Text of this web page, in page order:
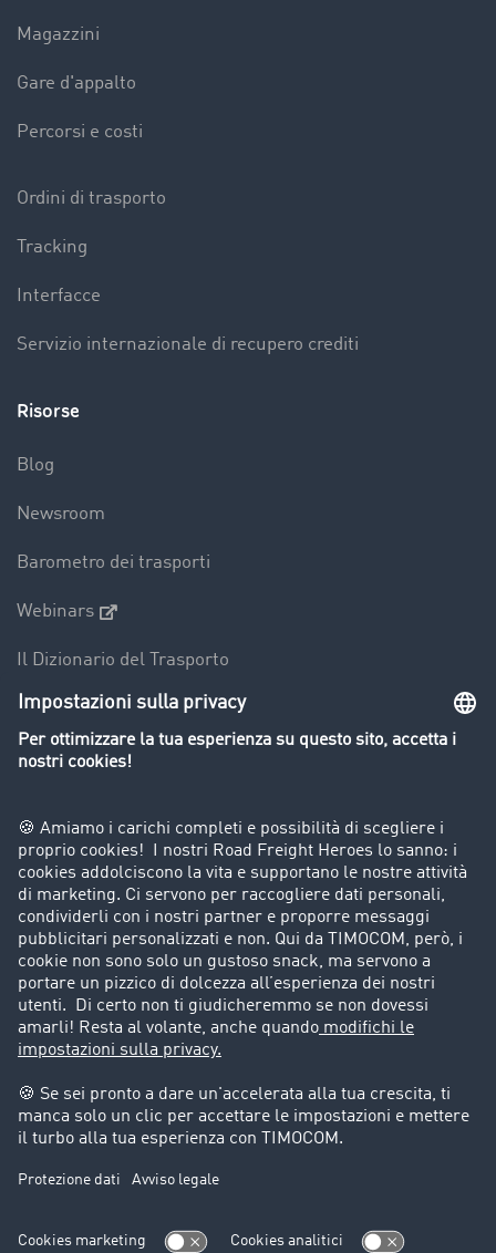
Magazzini
Gare d'appalto
Percorsi e costi
Ordini di trasporto
Tracking
Interfacce
Servizio internazionale di recupero crediti
Risorse
Blog
Newsroom
Barometro dei trasporti
Webinars
Il Dizionario del Trasporto
Panoramica della borsa di carichi
Divieti di circolazione per mezzi pesanti
Azienda
Porta un nuovo cliente
Storie di successo
Informazioni legali
Note legali
Trattamento dei dati
Cookie-Einstellungen
Assistenza